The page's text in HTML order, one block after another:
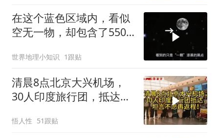
在这个蓝色区域内，看似
空无一物，却包含了5500
世界地理小知识 1跟贴
清晨8点北京大兴机场，
30人印度旅行团，抵达，
悟人性 51跟贴